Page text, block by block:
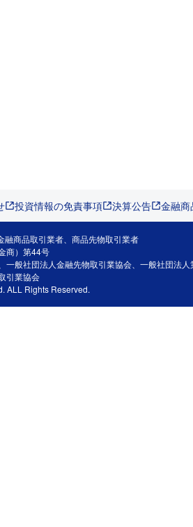
投資情報の免責事項 決算公告 金融
融商品取引業者、商品先物取引業者
商）第44号
一般社団法人金融先物取引業協会、一般社団法
引業協会
ALL Rights Reserved.